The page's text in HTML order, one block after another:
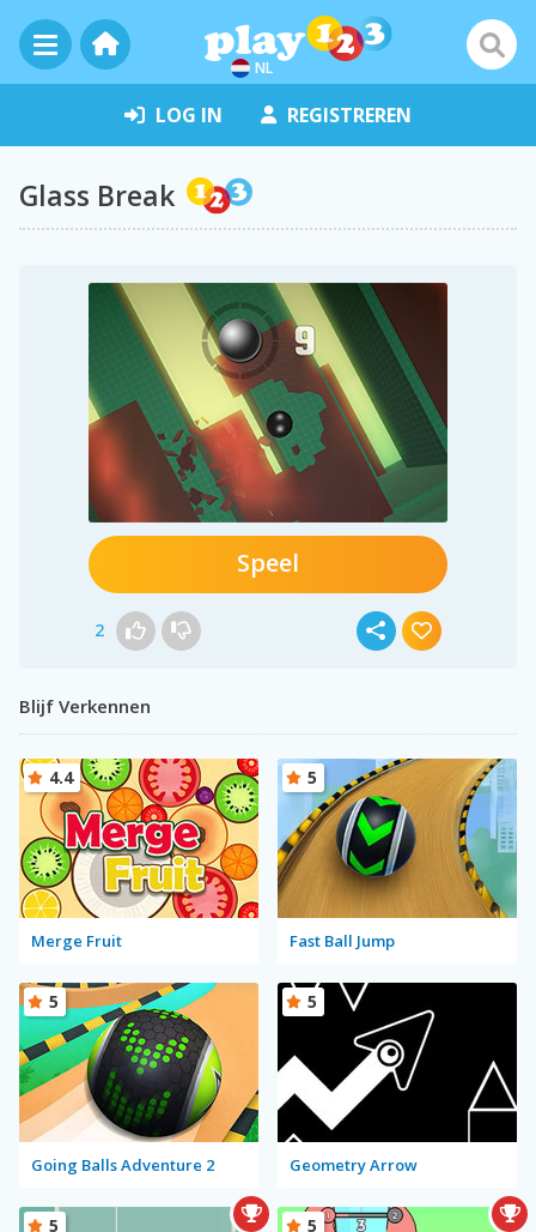
NL
LOG IN REGISTREREN
Glass Break
Speel
2
Blijf Verkennen
Merge Fruit
4.4
Fast Ball Jump
5
Going Balls Adventure 2
5
Geometry Arrow
5
5 5